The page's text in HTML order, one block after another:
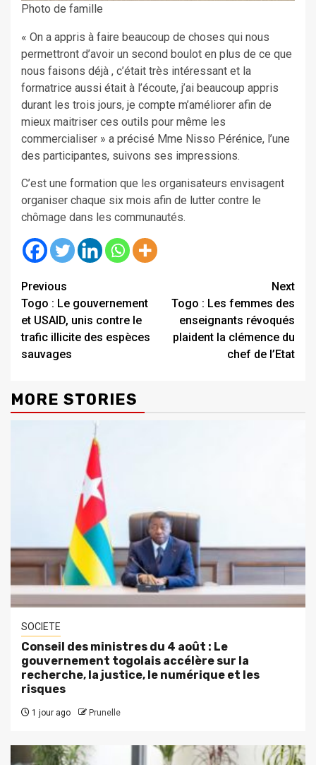
Photo de famille
« On a appris à faire beaucoup de choses qui nous
permettront d’avoir un second boulot en plus de ce que
nous faisons déjà , c’était très intéressant et la
formatrice aussi était à l’écoute, j’ai beaucoup appris
durant les trois jours, je compte m’améliorer afin de
mieux maitriser ces outils pour même les
commercialiser » a précisé Mme Nisso Pérénice, l’une
des participantes, suivons ses impressions.
C’est une formation que les organisateurs envisagent
organiser chaque six mois afin de lutter contre le
chômage dans les communautés.
Continue
Reading
Previous
Togo : Le gouvernement
et USAID, unis contre le
trafic illicite des espèces
sauvages
Next
Togo : Les femmes des
enseignants révoqués
plaident la clémence du
chef de l’Etat
MORE STORIES
SOCIETE
Conseil des ministres du 4 août : Le
gouvernement togolais accélère sur la
recherche, la justice, le numérique et les
risques
1 jour ago Prunelle